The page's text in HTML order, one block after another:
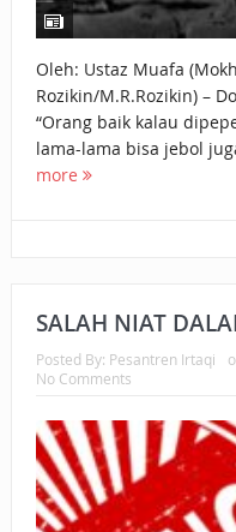
Oleh: Ustaz Muafa
Rozikin/M.R.Rozikin) –
“Orang baik kalau
lama-lama bisa jebol
more
SALAH NIAT
Posted By: Pesantren Irtaqi
No Comments